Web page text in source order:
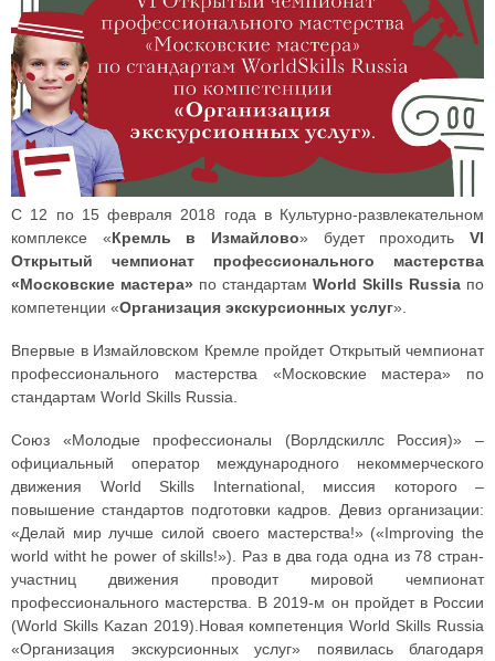
С 12 по 15 февраля 2018 года в Культурно-развлекательном
комплексе «Кремль в Измайлово» будет проходитьVI
Открытый чемпионат профессионального мастерства
«Московские мастера» по стандартам World Skills Russia по
компетенции «Организация экскурсионных услуг».
Впервые в Измайловском Кремле пройдет Открытый чемпионат
профессионального мастерства «Московские мастера» по
стандартам World Skills Russia.
Союз «Молодые профессионалы (Ворлдскиллс Россия)» –
официальный оператор международного некоммерческого
движения World Skills International, миссия которого –
повышение стандартов подготовки кадров. Девиз организации:
«Делай мир лучше силой своего мастерства!» («Improving the
world witht he power of skills!»). Раз в два года одна из 78 стран-
участниц движения проводит мировой чемпионат
профессионального мастерства. В 2019-м он пройдет в России
(World Skills Kazan 2019).Новая компетенция World Skills Russia
«Организация экскурсионных услуг» появилась благодаря